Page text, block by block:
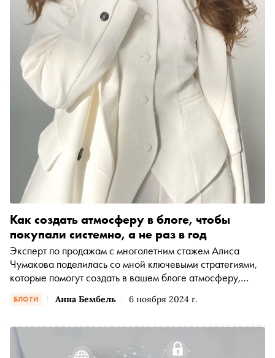
БЛОГИ Анна Бембель 6 ноября 2024 г.
Как создать атмосферу в блоге, чтобы
покупали системно, а не раз в год
Эксперт по продажам с многолетним стажем Алиса
Чумакова поделилась со мной ключевыми стратегиями,
которые помогут создать в вашем блоге атмосферу,
продажам